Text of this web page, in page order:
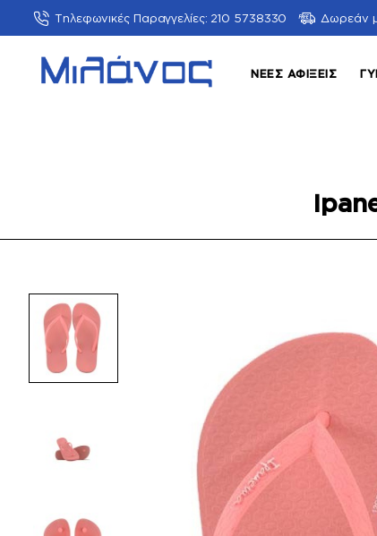
Τηλεφωνικές Παραγγελίες: 210 5738330 Δωρεάν
ΝΈΕΣ ΑΦΊΞΕΙΣ